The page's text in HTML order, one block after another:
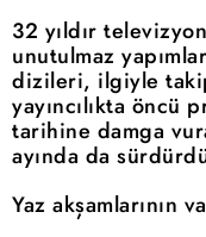
32 yıldır
unutulmaz
dizileri, ilgiyle
yayıncılıkta öncü
tarihine damga
ayında da
Yaz akşamlarının